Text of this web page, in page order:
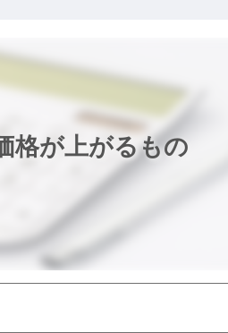
格が上がるもの